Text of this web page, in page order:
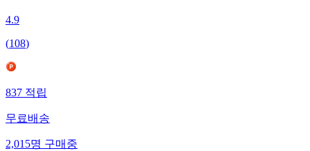
4.9
(108)
837 적립
무료배송
2,015명 구매중